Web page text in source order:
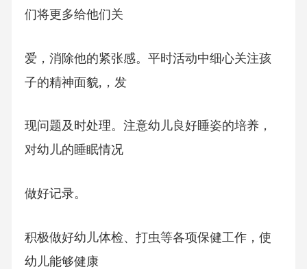
们将更多给他们关
爱，消除他的紧张感。平时活动中细心关注孩
子的精神面貌,，发
现问题及时处理。注意幼儿良好睡姿的培养，
对幼儿的睡眠情况
做好记录。
积极做好幼儿体检、打虫等各项保健工作，使
幼儿能够健康